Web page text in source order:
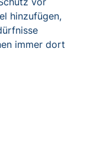
hinzufügen,
immer dort